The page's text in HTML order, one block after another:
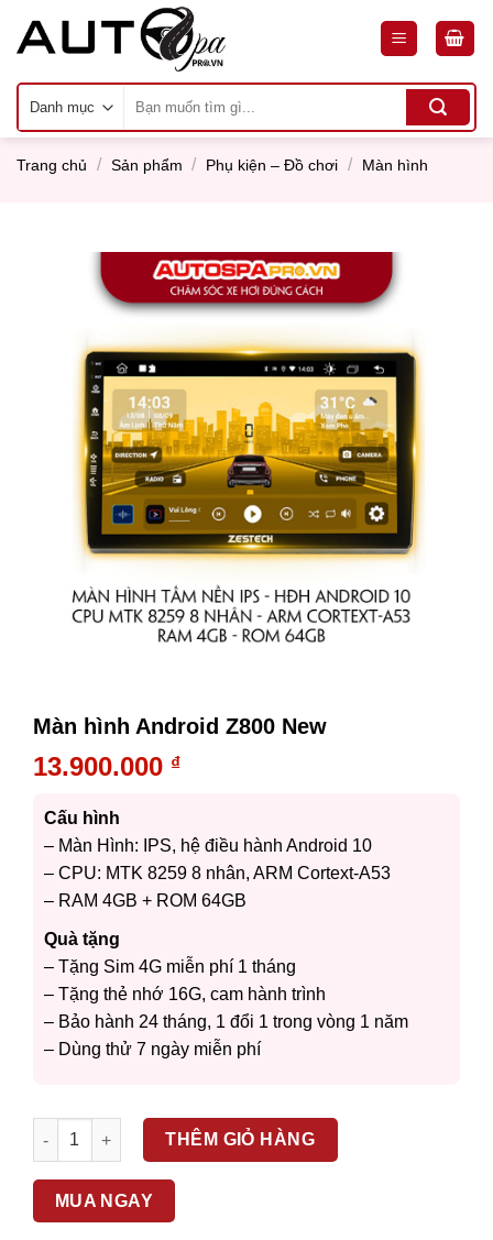
kiếm:
Trang chủ / Sản phẩm / Phụ kiện – Đồ chơi / Màn hình
Màn hình Android Z800 New
13.900.000 ₫
Cấu hình
– Màn Hình: IPS, hệ điều hành Android 10
– CPU: MTK 8259 8 nhân, ARM Cortext-A53
– RAM 4GB + ROM 64GB
Quà tặng
– Tặng Sim 4G miễn phí 1 tháng
– Tặng thẻ nhớ 16G, cam hành trình
– Bảo hành 24 tháng, 1 đổi 1 trong vòng 1 năm
– Dùng thử 7 ngày miễn phí
Màn hình Android Z800 New số lượng
THÊM GIỎ HÀNG
MUA NGAY